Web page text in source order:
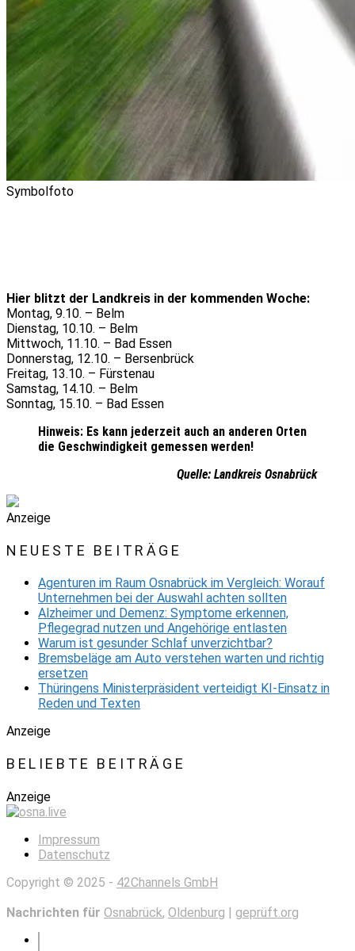
Symbolfoto
Hier blitzt der Landkreis in der kommenden Woche:
Montag, 9.10. – Belm
Dienstag, 10.10. – Belm
Mittwoch, 11.10. – Bad Essen
Donnerstag, 12.10. – Bersenbrück
Freitag, 13.10. – Fürstenau
Samstag, 14.10. – Belm
Sonntag, 15.10. – Bad Essen
Hinweis: Es kann jederzeit auch an anderen Orten
die Geschwindigkeit gemessen werden!
Quelle: Landkreis Osnabrück
Anzeige
NEUESTE BEITRÄGE
Agenturen im Raum Osnabrück im Vergleich: Worauf
Unternehmen bei der Auswahl achten sollten
Alzheimer und Demenz: Symptome erkennen,
Pflegegrad nutzen und Angehörige entlasten
Warum ist gesunder Schlaf unverzichtbar?
Bremsbeläge am Auto verstehen warten und richtig
ersetzen
Thüringens Ministerpräsident verteidigt KI-Einsatz in
Reden und Texten
Anzeige
BELIEBTE BEITRÄGE
Anzeige
Impressum
Datenschutz
Copyright © 2025 - 42Channels GmbH
Nachrichten für Osnabrück, Oldenburg | geprüft.org